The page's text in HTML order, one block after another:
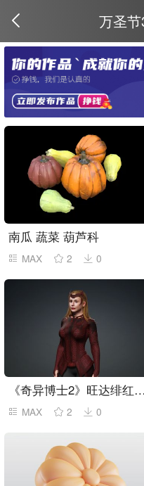
万圣
南瓜 蔬菜 葫芦科
MAX 2 0
《奇异博士2》旺达绯红女巫,写实电影人物
MAX 2 0